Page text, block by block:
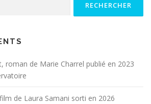
roman de Marie Charrel publié en 2023
de Laura Samani sorti en 2026